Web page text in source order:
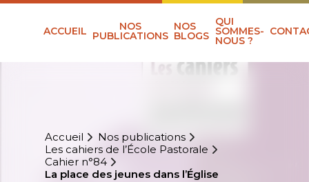
ACCUEIL NOS
PUBLICATIONS
NOS
BLOGS
QUI
SOMMES-
NOUS ?
Accueil
Nos publications
Les cahiers de l’École Pastorale
Cahier n°84
La place des jeunes dans l’Église